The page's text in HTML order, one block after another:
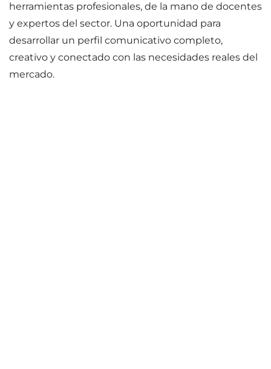
herramientas profesionales, de la mano de docentes
y expertos del sector. Una oportunidad para
desarrollar un perfil comunicativo completo,
creativo y conectado con las necesidades reales del
mercado.